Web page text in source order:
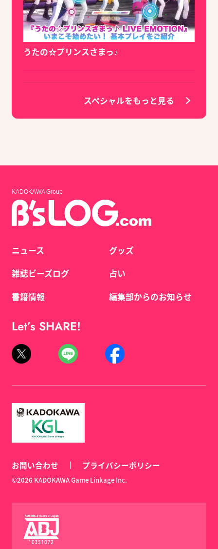
うたの☆プリンスさまっ♪
スペシャルをもっと見る
KADOKAWA Group
ニュース
雑誌ビーズログ
書籍情報
グッズ
占い
編集部からのお知らせ
Let’s SHARE!
お問い合わせ プライバシーポリシー
©2026 KADOKAWA Game Linkage Inc.